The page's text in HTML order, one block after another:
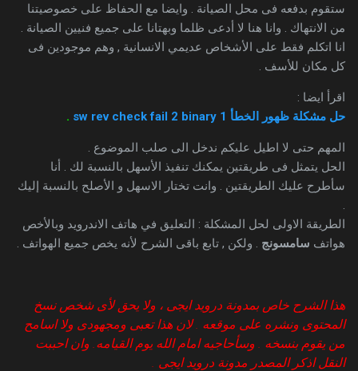
ستقوم بدفعه فى محل الصيانة . وايضا مع الحفاظ على خصوصيتنا
من الانتهاك . وانا هنا لا أدعى ظلما وبهتانا على جميع فنيين الصيانة .
انا اتكلم فقط على الأشخاص عديمي الانسانية , وهم موجودين فى
كل مكان للأسف .
اقرأ ايضا :
حل مشكلة ظهور الخطأ sw rev check fail 2 binary 1
.
المهم حتى لا اطيل عليكم ندخل الى صلب الموضوع .
الحل يتمثل فى طريقتين يمكنك تنفيذ الأسهل بالنسبة لك . أنا
سأطرح عليك الطريقتين . وانت تختار الاسهل و الأصلح بالنسبة إليك
الطريقة الاولى لحل المشكلة : التعليق في هاتف الاندرويد وبالأخص
هواتفسامسونج. ولكن , تابع باقى الشرح لأنه يخص جميع الهواتف .
هذا الشرح خاص بمدونة درويد ايجى ، ولا يحق لأى شخص نسخ
المحتوى ونشره على موقعه . لان هذا تعبى ومجهودى ولا اسامح
من يقوم بنسخه . وسأحاجيه امام الله يوم القيامه. وان احببت
النقل اذكر المصدر مدونة درويد ايجى .